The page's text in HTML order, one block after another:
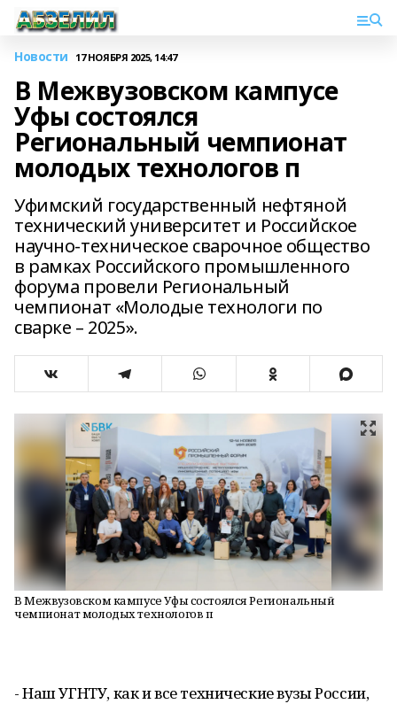
Новости 17 НОЯБРЯ 2025, 14:47
В Межвузовском кампусе
Уфы состоялся
Региональный чемпионат
молодых технологов п
Уфимский государственный нефтяной
технический университет и Российское
научно-техническое сварочное общество
в рамках Российского промышленного
форума провели Региональный
чемпионат «Молодые технологи по
сварке – 2025».
В Межвузовском кампусе Уфы состоялся Региональный
чемпионат молодых технологов п
- Наш УГНТУ, как и все технические вузы России,